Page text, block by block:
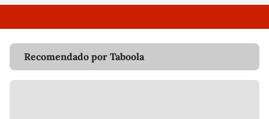
Recomendado por Taboola